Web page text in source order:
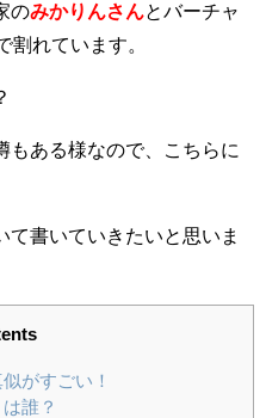
のみかりんさん とバーチャ
割れています。
もある様なので、こちらに
書いていきたいと思いま
がすごい！
誰？